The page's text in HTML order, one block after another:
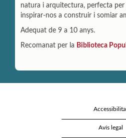
natura i arquitectura, perfecta
inspirar-nos a construir i somiar
Adequat de 9 a 10 anys.
Recomanat per la Biblioteca
Avís legal